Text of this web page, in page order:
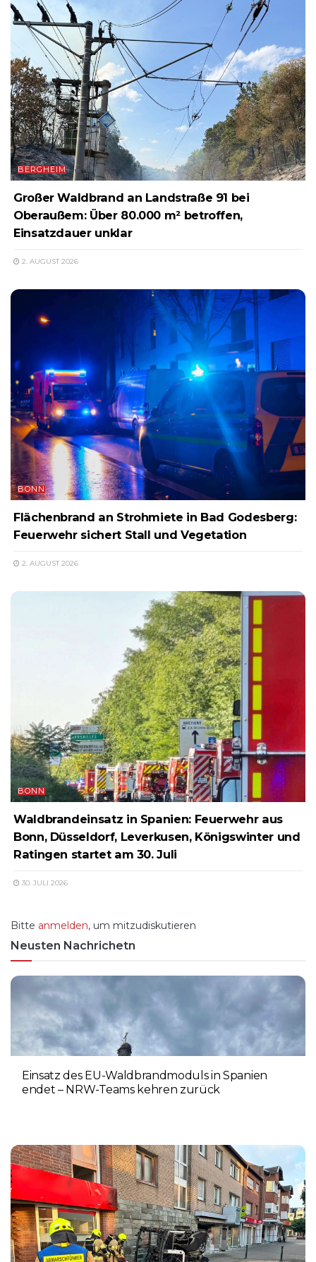
BERGHEIM
Großer Waldbrand an Landstraße 91 bei
Oberaußem: Über 80.000 m² betroffen,
Einsatzdauer unklar
2. AUGUST 2026
BONN
Flächenbrand an Strohmiete in Bad Godesberg:
Feuerwehr sichert Stall und Vegetation
2. AUGUST 2026
BONN
Waldbrandeinsatz in Spanien: Feuerwehr aus
Bonn, Düsseldorf, Leverkusen, Königswinter und
Ratingen startet am 30. Juli
30. JULI 2026
Bitte anmelden, um mitzudiskutieren
Neusten Nachrichetn
Einsatz des EU-Waldbrandmoduls in Spanien
endet – NRW-Teams kehren zurück